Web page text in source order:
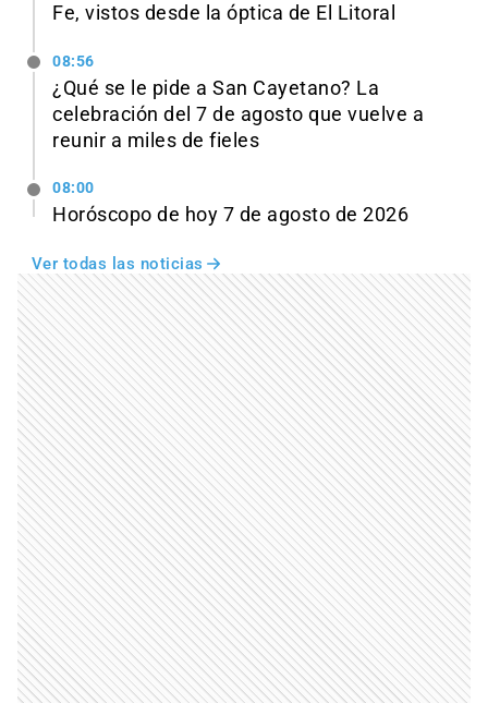
Fe, vistos desde la óptica de El Litoral
08:56
¿Qué se le pide a San Cayetano? La
celebración del 7 de agosto que vuelve a
reunir a miles de fieles
08:00
Horóscopo de hoy 7 de agosto de 2026
Ver todas las noticias